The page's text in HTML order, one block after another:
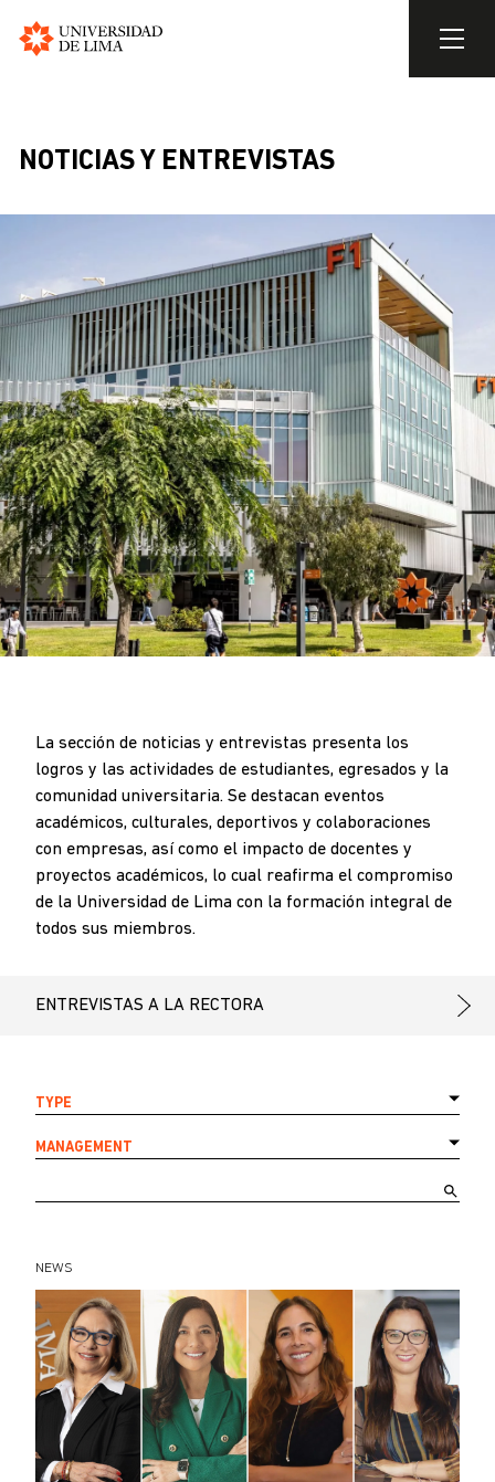
mainBREADCRUMB
NOTICIAS Y ENTREVISTAS
La sección de noticias y entrevistas presenta los
logros y las actividades de estudiantes, egresados y la
comunidad universitaria. Se destacan eventos
académicos, culturales, deportivos y colaboraciones
con empresas, así como el impacto de docentes y
proyectos académicos, lo cual reafirma el compromiso
de la Universidad de Lima con la formación integral de
todos sus miembros.
ENTREVISTAS A LA RECTORA
TYPE
MANAGEMENT
NEWS